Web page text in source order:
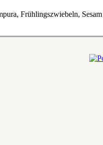
Frühlingszwiebeln, Sesam